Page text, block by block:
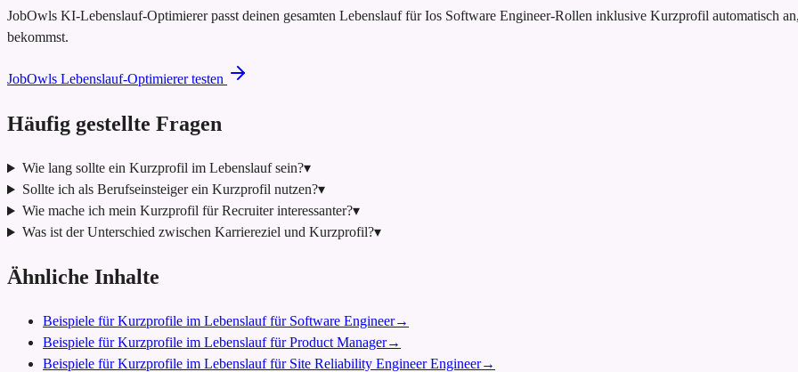
JobOwls KI-Lebenslauf-Optimierer passt deinen gesamten Lebenslauf für Ios Software Engineer-Rollen inklusive Kurzprofil automatisch
bekommst.
JobOwls Lebenslauf-Optimierer testen
Häufig gestellte Fragen
Wie lang sollte ein Kurzprofil im Lebenslauf sein?▾
Sollte ich als Berufseinsteiger ein Kurzprofil nutzen?▾
Wie mache ich mein Kurzprofil für Recruiter interessanter?▾
Was ist der Unterschied zwischen Karriereziel und Kurzprofil?▾
Ähnliche Inhalte
Beispiele für Kurzprofile im Lebenslauf für Software Engineer→
Beispiele für Kurzprofile im Lebenslauf für Product Manager→
Beispiele für Kurzprofile im Lebenslauf für Site Reliability Engineer Engineer→